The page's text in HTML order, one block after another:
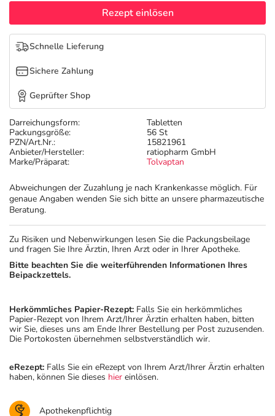
Tierapotheke
Vitamine & Mineralstoffe
Marken
Salus Deals
Darreichungsform:
Tabletten
Packungsgröße:
56 St
PZN/Art.Nr.:
15821961
Anbieter/Hersteller:
ratiopharm GmbH
Marke/Präparat:
Tolvaptan
Abweichungen der Zuzahlung je nach Krankenkasse möglich. Für
genaue Angaben wenden Sie sich bitte an unsere pharmazeutische
Beratung.
Rezept einlösen
Schnelle Lieferung
Sichere Zahlung
Geprüfter Shop
Zu Risiken und Nebenwirkungen lesen Sie die Packungsbeilage
und fragen Sie Ihre Ärztin, Ihren Arzt oder in Ihrer Apotheke.
Bitte beachten Sie die weiterführenden Informationen Ihres
Beipackzettels.
Herkömmliches Papier-Rezept: Falls Sie ein herkömmliches
Papier-Rezept von Ihrem Arzt/Ihrer Ärztin erhalten haben, bitten
wir Sie, dieses uns am Ende Ihrer Bestellung per Post zuzusenden.
Die Portokosten übernehmen selbstverständlich wir.
eRezept: Falls Sie ein eRezept von Ihrem Arzt/Ihrer Ärztin erhalten
haben, können Sie dieses hier einlösen.
Apothekenpflichtig